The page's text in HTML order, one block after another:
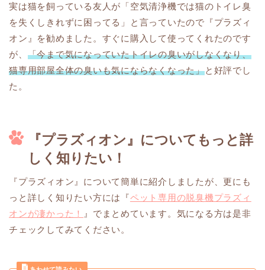
実は猫を飼っている友人が「空気清浄機では猫のトイレ臭
を失くしきれずに困ってる」と言っていたので『プラズィ
オン』を勧めました。すぐに購入して使ってくれたのです
が、 「今まで気になっていたトイレの臭いがしなくなり、
猫専用部屋全体の臭いも気にならなくなった」と好評でし
た。
『プラズィオン』についてもっと詳
しく知りたい！
『プラズィオン』について簡単に紹介しましたが、更にも
っと詳しく知りたい方には『ペット専用の脱臭機プラズィ
オンが凄かった！
』でまとめています。気になる方は是非
チェックしてみてください。